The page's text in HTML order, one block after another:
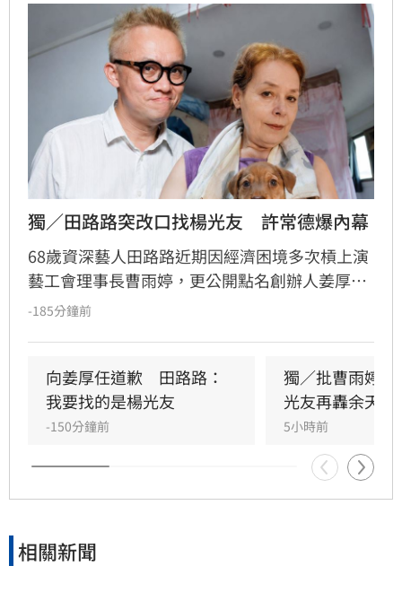
獨／田路路突改口找楊光友　許常德爆內幕
68歲資深藝人田路路近期因經濟困境多次槓上演
藝工會理事長曹雨婷，更公開點名創辦人姜厚任
出面，事後卻發文坦言搞錯對象，真正想找的是
德出面緩頰，建議田路路應先安頓好生活，並提
議透過口述歷史記錄資深藝人的故事。許常德同
時批評現任理事長曹雨婷不應神隱，呼籲工會應
展現具體作為照顧資深藝人，而非僅提供勞健保
功能。整起事件引發關注，田路路則強調目前先
處理身體狀況，後續發展仍待觀察。
-185分鐘前
向姜厚任道歉　田路路：
我要找的是楊光友
-150分鐘前
獨／批曹雨婷
光友再轟余天工
5小時前
相關新聞